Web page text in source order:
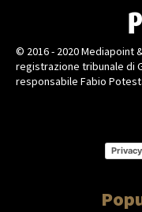
© 2016 - 2020 Mediapoint
registrazione tribunale di
responsabile Fabio